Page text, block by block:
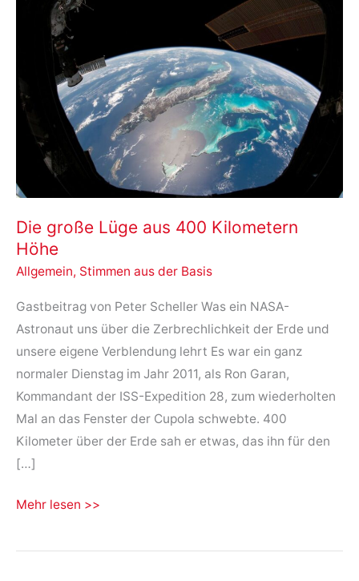
Die große Lüge aus 400 Kilometern
Höhe
Allgemein, Stimmen aus der Basis
Gastbeitrag von Peter Scheller Was ein NASA-
Astronaut uns über die Zerbrechlichkeit der Erde und
unsere eigene Verblendung lehrt Es war ein ganz
normaler Dienstag im Jahr 2011, als Ron Garan,
Kommandant der ISS-Expedition 28, zum wiederholten
Mal an das Fenster der Cupola schwebte. 400
Kilometer über der Erde sah er etwas, das ihn für den
[…]
Die
Lüge
Mehr lesen >>